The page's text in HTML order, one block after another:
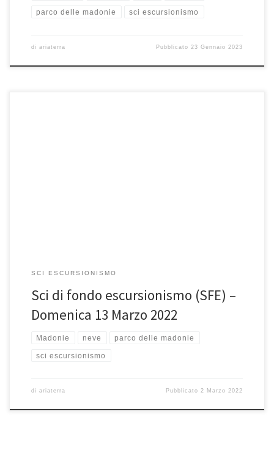
parco delle madonie sci escursionismo
di ariaterra Pubblicato 23 Gennaio 2023
SCI ESCURSIONISMO
Sci di fondo escursionismo (SFE) –
Domenica 13 Marzo 2022
Madonie neve parco delle madonie
sci escursionismo
di ariaterra Pubblicato 2 Marzo 2022